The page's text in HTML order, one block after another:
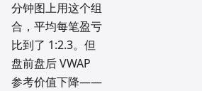
分钟图上用这个组
合，平均每笔盈亏
比到了 1:2.3。但
盘前盘后 VWAP
参考价值下降——